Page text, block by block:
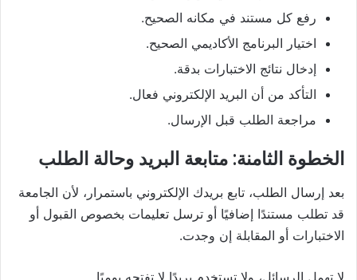
رفع كل مستند في مكانه الصحيح.
اختيار البرنامج الأكاديمي الصحيح.
إدخال نتائج الاختبارات بدقة.
التأكد من أن البريد الإلكتروني فعال.
مراجعة الطلب قبل الإرسال.
الخطوة الثامنة: متابعة البريد وحالة الطلب
بعد إرسال الطلب، تابع بريدك الإلكتروني باستمرار، لأن الجامعة
قد تطلب مستندًا إضافيًا أو ترسل تعليمات بخصوص القبول أو
الاختبارات أو المقابلة إن وجدت.
لا تهمل الرسائل، ولا تستخدم بريدًا لا تفتحه يوميًا.